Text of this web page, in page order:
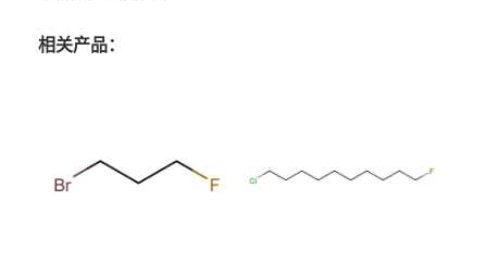
相关产品：